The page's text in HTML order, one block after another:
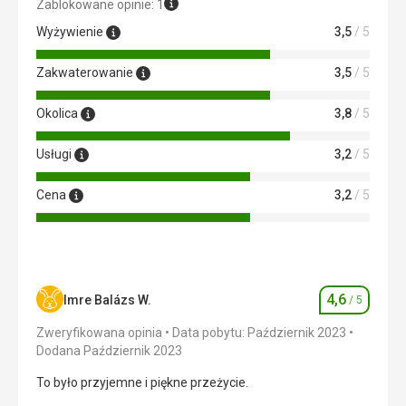
Zablokowane opinie: 1
Wyżywienie
3,5 / 5
Zakwaterowanie 3,5 / 5
Okolica 3,8 / 5
Usługi 3,2 / 5
Cena 3,2 / 5
Imre Balázs W. Ocena
4,6 / 5
Zweryfikowana opinia
Data pobytu: Październik 2023
Dodana Październik 2023
To było przyjemne i piękne przeżycie.